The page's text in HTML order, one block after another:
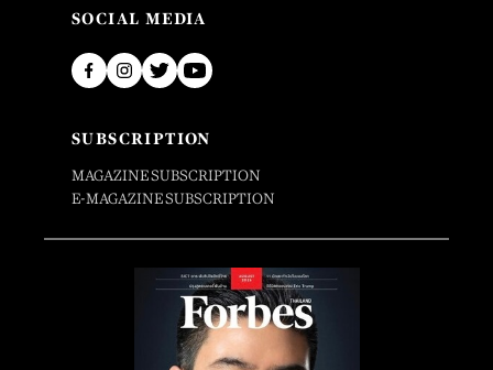
SOCIAL MEDIA
SUBSCRIPTION
MAGAZINE SUBSCRIPTION
E-MAGAZINE SUBSCRIPTION